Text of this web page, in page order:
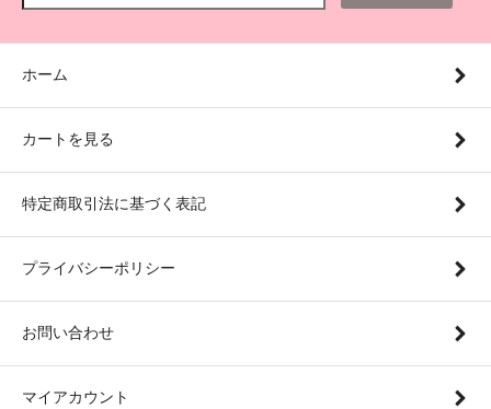
ホーム
カートを見る
特定商取引法に基づく表記
プライバシーポリシー
お問い合わせ
マイアカウント